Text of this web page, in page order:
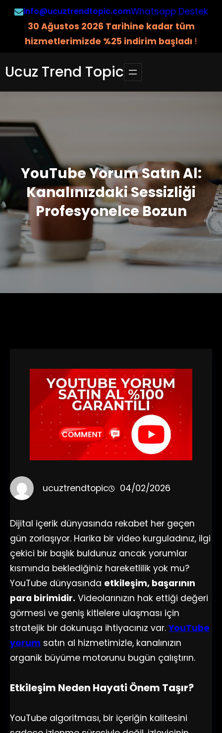
İçeriğeinfo@ucuztrendtopic.comWhatsapp Destek
30 Ağustos 2026 Tarihine kadar tüm
hizmetlerimizde %25 indirim başladı !
Ucuz Trend Topic
YouTube Yorum Satın Al:
Kanalınızdaki Sessizliği
Profesyonelce Bozun
ucuztrendtopic 04/02/2026
Dijital içerik dünyasında rekabet her geçen
gün zorlaşıyor. Harika bir video kurguladınız, ilgi
çekici bir başlık buldunuz ancak yorumlar
kısmında beklediğiniz hareketlilik yok mu?
YouTube dünyasında etkileşim, başarının
para birimidir. Videolarınızın hak ettiği değeri
görmesi ve geniş kitlelere ulaşması için
stratejik bir dokunuşa ihtiyacınız var. YouTube
yorum satın al hizmetimizle, kanalınızın
organik büyüme motorunu bugün çalıştırın.
Etkileşim Neden Hayati Önem Taşır?
YouTube algoritması, bir içeriğin kalitesini